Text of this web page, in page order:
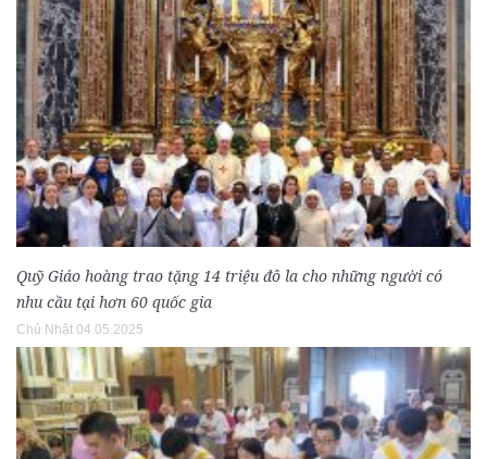
Quỹ Giáo hoàng trao tặng 14 triệu đô la cho những người có
nhu cầu tại hơn 60 quốc gia
Chủ Nhật 04.05.2025